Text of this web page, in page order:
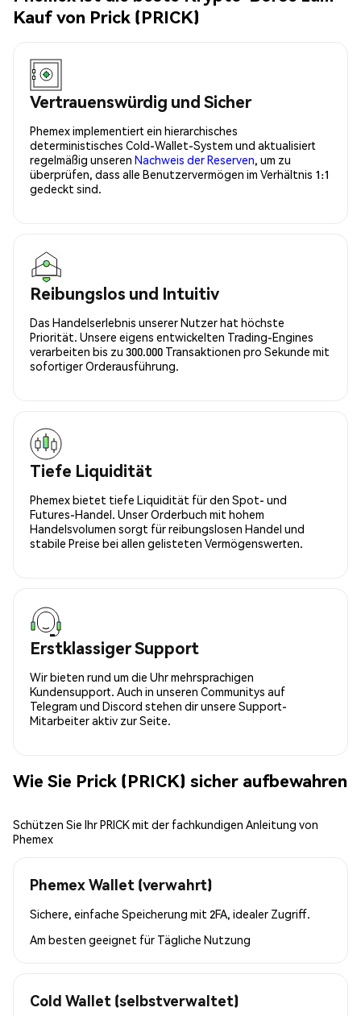
Kauf von Prick (PRICK)
Vertrauenswürdig und Sicher
Phemex implementiert ein hierarchisches
deterministisches Cold-Wallet-System und aktualisiert
regelmäßig unseren Nachweis der Reserven, um zu
überprüfen, dass alle Benutzervermögen im Verhältnis 1:1
gedeckt sind.
Reibungslos und Intuitiv
Das Handelserlebnis unserer Nutzer hat höchste
Priorität. Unsere eigens entwickelten Trading-Engines
verarbeiten bis zu 300.000 Transaktionen pro Sekunde mit
sofortiger Orderausführung.
Tiefe Liquidität
Phemex bietet tiefe Liquidität für den Spot- und
Futures-Handel. Unser Orderbuch mit hohem
Handelsvolumen sorgt für reibungslosen Handel und
stabile Preise bei allen gelisteten Vermögenswerten.
Erstklassiger Support
Wir bieten rund um die Uhr mehrsprachigen
Kundensupport. Auch in unseren Communitys auf
Telegram und Discord stehen dir unsere Support-
Mitarbeiter aktiv zur Seite.
Wie Sie Prick (PRICK) sicher aufbewahren
Schützen Sie Ihr PRICK mit der fachkundigen Anleitung von
Phemex
Phemex Wallet (verwahrt)
Sichere, einfache Speicherung mit 2FA, idealer Zugriff.
Am besten geeignet für Tägliche Nutzung
Cold Wallet (selbstverwaltet)